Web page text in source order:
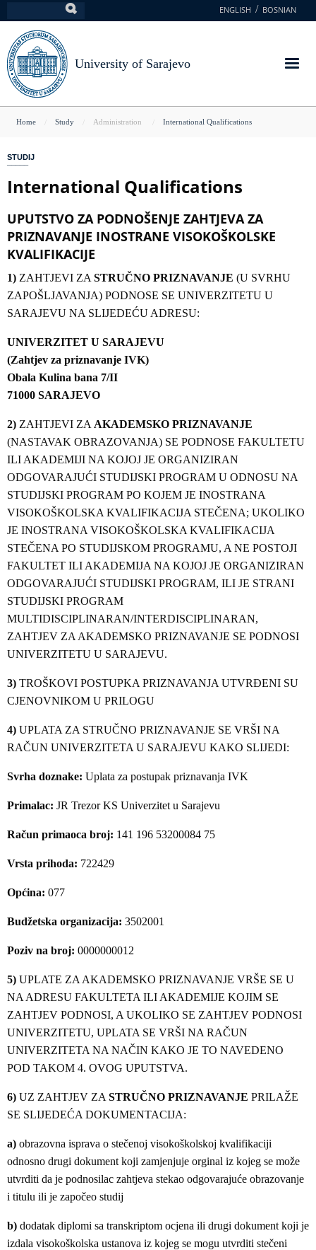
to
main
content
ENGLISH BOSNIAN
University of Sarajevo
You
here
Home Study Administration International Qualifications
STUDIJ
International Qualifications
UPUTSTVO ZA PODNOŠENJE ZAHTJEVA ZA
PRIZNAVANJE INOSTRANE VISOKOŠKOLSKE
KVALIFIKACIJE
1) ZAHTJEVI ZA STRUČNO PRIZNAVANJE (U SVRHU
ZAPOŠLJAVANJA) PODNOSE SE UNIVERZITETU U
SARAJEVU NA SLIJEDEĆU ADRESU:
UNIVERZITET U SARAJEVU
(Zahtjev za priznavanje IVK)
Obala Kulina bana 7/II
71000 SARAJEVO
2) ZAHTJEVI ZA AKADEMSKO PRIZNAVANJE
(NASTAVAK OBRAZOVANJA) SE PODNOSE FAKULTETU
ILI AKADEMIJI NA KOJOJ JE ORGANIZIRAN
ODGOVARAJUĆI STUDIJSKI PROGRAM U ODNOSU NA
STUDIJSKI PROGRAM PO KOJEM JE INOSTRANA
VISOKOŠKOLSKA KVALIFIKACIJA STEČENA; UKOLIKO
JE INOSTRANA VISOKOŠKOLSKA KVALIFIKACIJA
STEČENA PO STUDIJSKOM PROGRAMU, A NE POSTOJI
FAKULTET ILI AKADEMIJA NA KOJOJ JE ORGANIZIRAN
ODGOVARAJUĆI STUDIJSKI PROGRAM, ILI JE STRANI
STUDIJSKI PROGRAM
MULTIDISCIPLINARAN/INTERDISCIPLINARAN,
ZAHTJEV ZA AKADEMSKO PRIZNAVANJE SE PODNOSI
UNIVERZITETU U SARAJEVU.
3) TROŠKOVI POSTUPKA PRIZNAVANJA UTVRĐENI SU
CJENOVNIKOM U PRILOGU
4) UPLATA ZA STRUČNO PRIZNAVANJE SE VRŠI NA
RAČUN UNIVERZITETA U SARAJEVU KAKO SLIJEDI:
Svrha doznake: Uplata za postupak priznavanja IVK
Primalac: JR Trezor KS Univerzitet u Sarajevu
Račun primaoca broj: 141 196 53200084 75
Vrsta prihoda: 722429
Općina: 077
Budžetska organizacija: 3502001
Poziv na broj: 0000000012
5) UPLATE ZA AKADEMSKO PRIZNAVANJE VRŠE SE U
NA ADRESU FAKULTETA ILI AKADEMIJE KOJIM SE
ZAHTJEV PODNOSI, A UKOLIKO SE ZAHTJEV PODNOSI
UNIVERZITETU, UPLATA SE VRŠI NA RAČUN
UNIVERZITETA NA NAČIN KAKO JE TO NAVEDENO
POD TAKOM 4. OVOG UPUTSTVA.
6) UZ ZAHTJEV ZA STRUČNO PRIZNAVANJE PRILAŽE
SE SLIJEDEĆA DOKUMENTACIJA:
a) obrazovna isprava o stečenoj visokoškolskoj kvalifikaciji
odnosno drugi dokument koji zamjenjuje orginal iz kojeg se može
utvrditi da je podnosilac zahtjeva stekao odgovarajuće obrazovanje
i titulu ili je započeo studij
b) dodatak diplomi sa transkriptom ocjena ili drugi dokument koji je
izdala visokoškolska ustanova iz kojeg se mogu utvrditi stečeni